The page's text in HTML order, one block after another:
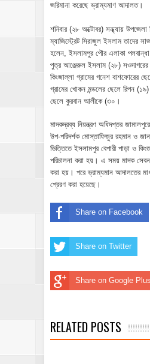
জরিমানা করেছে ভ্রাম্যমাণ আদালত।
শনিবার (২৮ অক্টোবর) সন্ধ্যায় উপজেলা
ম্যাজিস্ট্রেট সিরাজুল ইসলাম তাদের
হলেন, ইসলামপুর পৌর এলাকা পলবান্ধা
পুত্র আঞ্জেরুল ইসলাম (২৮) সওদাগরের
কিংজাল্লা গ্রামের গনেশ বাশফোরের
গ্রামের খোকন মন্ডলের ছেলে রিপন
ছেলে কুরবান আলীকে (৩০।
মাদকদ্রব্য নিয়ন্ত্রণ অধিদপ্তর
উপ-পরিদর্শক মোস্তাফিজুর রহমান ও
ভিত্তিতে ইসলামপুর বেপারী পাড়া ও
পরিচালনা করা হয়। এ সময় মাদক
করা হয়। পরে ভ্রাম্যমান আদালতের
প্রেরণ করা হয়েছে।
Share on Facebook
Share on Twitter
Share on Google Plus
RELATED POSTS